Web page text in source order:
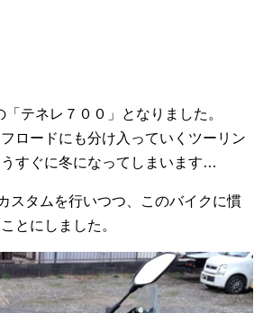
テネレ７００」となりました。
ロードにも分け入っていくツーリン
すぐに冬になってしまいます…
スタムを行いつつ、このバイクに慣
とにしました。